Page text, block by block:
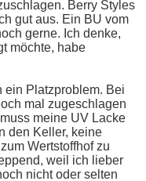
Berry Styles
gut aus. Ein BU vom
gerne. Ich denke,
möchte, habe
ein Platzproblem. Bei
mal zugeschlagen
meine UV Lacke
den Keller, keine
Wertstoffhof zu
weil ich lieber
nicht oder selten